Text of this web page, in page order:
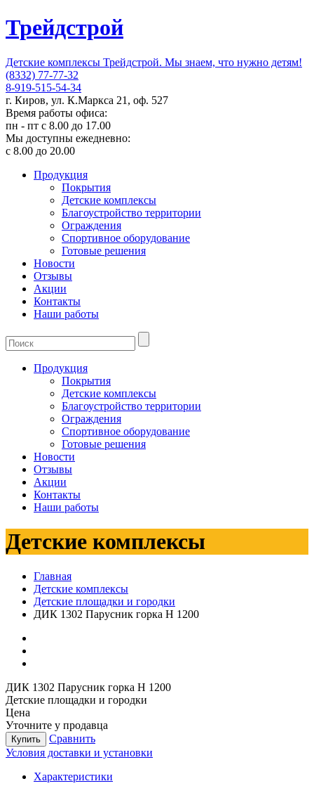
Трейдстрой
Детские комплексы Трейдстрой. Мы знаем, что нужно детям!
(8332) 77-77-32
8-919-515-54-34
г. Киров, ул. К.Маркса 21, оф. 527
Время работы офиса:
пн - пт с 8.00 до 17.00
Мы доступны ежедневно:
с 8.00 до 20.00
Продукция
Покрытия
Детские комплексы
Благоустройство территории
Ограждения
Спортивное оборудование
Готовые решения
Новости
Отзывы
Акции
Контакты
Наши работы
Продукция
Покрытия
Детские комплексы
Благоустройство территории
Ограждения
Спортивное оборудование
Готовые решения
Новости
Отзывы
Акции
Контакты
Наши работы
Детские комплексы
Главная
Детские комплексы
Детские площадки и городки
ДИК 1302 Парусник горка Н 1200
ДИК 1302 Парусник горка Н 1200
Детские площадки и городки
Цена
Уточните у продавца
Купить
Сравнить
Условия доставки и установки
Характеристики